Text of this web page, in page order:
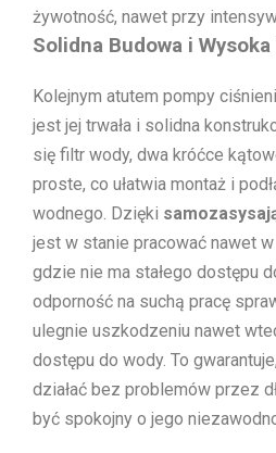
żywotność, nawet przy
Solidna Budowa i
Kolejnym atutem pompy
jest jej trwała i solidna
się filtr wody, dwa króćce
proste, co ułatwia montaż i
wodnego. Dzięki
jest w stanie pracować nawet w
gdzie nie ma stałego dostępu
odporność na suchą pracę
ulegnie uszkodzeniu nawet
dostępu do wody. To
działać bez problemów przez
być spokojny o jego